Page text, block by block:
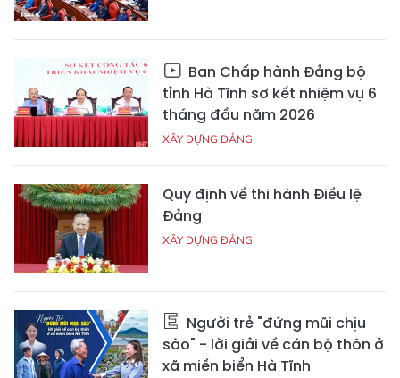
Ban Chấp hành Đảng bộ
tỉnh Hà Tĩnh sơ kết nhiệm vụ 6
tháng đầu năm 2026
XÂY DỰNG ĐẢNG
Quy định về thi hành Điều lệ
Đảng
XÂY DỰNG ĐẢNG
Người trẻ "đứng mũi chịu
sào" - lời giải về cán bộ thôn ở
xã miền biển Hà Tĩnh